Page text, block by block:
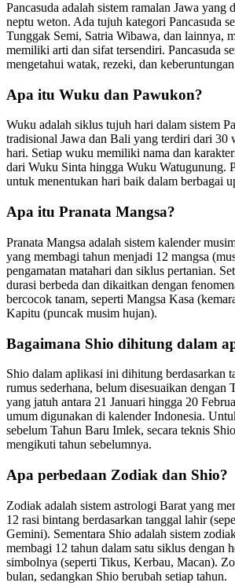
Pancasuda adalah sistem ramalan Jawa yang
neptu weton. Ada tujuh kategori Pancasuda
Tunggak Semi, Satria Wibawa, dan lainnya,
memiliki arti dan sifat tersendiri. Pancasuda
mengetahui watak, rezeki, dan keberuntungan
Apa itu Wuku dan Pawukon?
Wuku adalah siklus tujuh hari dalam sistem
tradisional Jawa dan Bali yang terdiri dari 30
hari. Setiap wuku memiliki nama dan
dari Wuku Sinta hingga Wuku Watugunung.
untuk menentukan hari baik dalam berbagai
Apa itu Pranata Mangsa?
Pranata Mangsa adalah sistem kalender
yang membagi tahun menjadi 12 mangsa
pengamatan matahari dan siklus pertanian.
durasi berbeda dan dikaitkan dengan
bercocok tanam, seperti Mangsa Kasa
Kapitu (puncak musim hujan).
Bagaimana Shio dihitung dalam
Shio dalam aplikasi ini dihitung berdasarkan
rumus sederhana, belum disesuaikan dengan
yang jatuh antara 21 Januari hingga 20
umum digunakan di kalender Indonesia.
sebelum Tahun Baru Imlek, secara teknis
mengikuti tahun sebelumnya.
Apa perbedaan Zodiak dan Shio?
Zodiak adalah sistem astrologi Barat yang
12 rasi bintang berdasarkan tanggal lahir
Gemini). Sementara Shio adalah sistem
membagi 12 tahun dalam satu siklus dengan
simbolnya (seperti Tikus, Kerbau, Macan).
bulan, sedangkan Shio berubah setiap tahun.